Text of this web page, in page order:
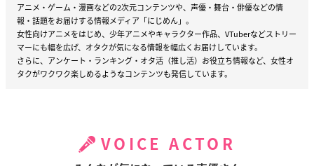
アニメ・ゲーム・漫画などの2次元コンテンツや、声優・舞台・俳優などの情
報・話題をお届けする情報メディア「にじめん」。
女性向けアニメをはじめ、少年アニメやキャラクター作品、VTuberなどストリー
マーにも幅を広げ、オタクが気になる情報を幅広くお届けしています。
さらに、アンケート・ランキング・オタ活（推し活）お役立ち情報など、女性オ
タクがワクワク楽しめるようなコンテンツも発信しています。
VOICE ACTOR